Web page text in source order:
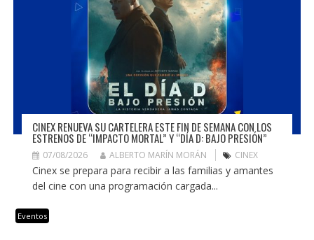
CINEX RENUEVA SU CARTELERA ESTE FIN DE SEMANA CON LOS
ESTRENOS DE “IMPACTO MORTAL” Y “DÍA D: BAJO PRESIÓN”
07/08/2026 ALBERTO MARÍN MORÁN CINEX
Cinex se prepara para recibir a las familias y amantes
del cine con una programación cargada...
Eventos